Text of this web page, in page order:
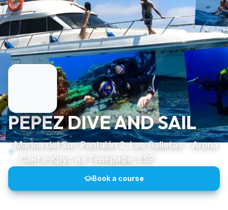
PEPEZ DIVE AND SAIL
Marina del Sur, Pantalán 2, Las Galletas - Arona
, Санта-Крус на Тенерифе, ESP
Book a course